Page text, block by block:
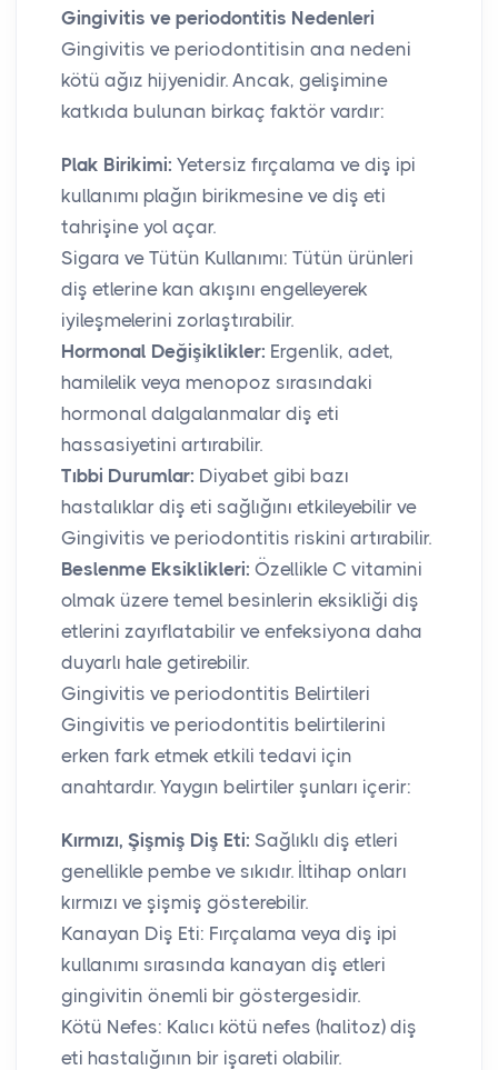
Gingivitis ve periodontitis Nedenleri
Gingivitis ve periodontitisin ana nedeni
kötü ağız hijyenidir. Ancak, gelişimine
katkıda bulunan birkaç faktör vardır:
Plak Birikimi: Yetersiz fırçalama ve diş ipi
kullanımı plağın birikmesine ve diş eti
tahrişine yol açar.
Sigara ve Tütün Kullanımı: Tütün ürünleri
diş etlerine kan akışını engelleyerek
iyileşmelerini zorlaştırabilir.
Hormonal Değişiklikler: Ergenlik, adet,
hamilelik veya menopoz sırasındaki
hormonal dalgalanmalar diş eti
hassasiyetini artırabilir.
Tıbbi Durumlar: Diyabet gibi bazı
hastalıklar diş eti sağlığını etkileyebilir ve
Gingivitis ve periodontitis riskini artırabilir.
Beslenme Eksiklikleri: Özellikle C vitamini
olmak üzere temel besinlerin eksikliği diş
etlerini zayıflatabilir ve enfeksiyona daha
duyarlı hale getirebilir.
Gingivitis ve periodontitis Belirtileri
Gingivitis ve periodontitis belirtilerini
erken fark etmek etkili tedavi için
anahtardır. Yaygın belirtiler şunları içerir:
Kırmızı, Şişmiş Diş Eti: Sağlıklı diş etleri
genellikle pembe ve sıkıdır. İltihap onları
kırmızı ve şişmiş gösterebilir.
Kanayan Diş Eti: Fırçalama veya diş ipi
kullanımı sırasında kanayan diş etleri
gingivitin önemli bir göstergesidir.
Kötü Nefes: Kalıcı kötü nefes (halitoz) diş
eti hastalığının bir işareti olabilir.